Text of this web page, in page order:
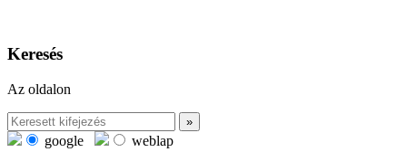
Keresés
Az oldalon
google
weblap